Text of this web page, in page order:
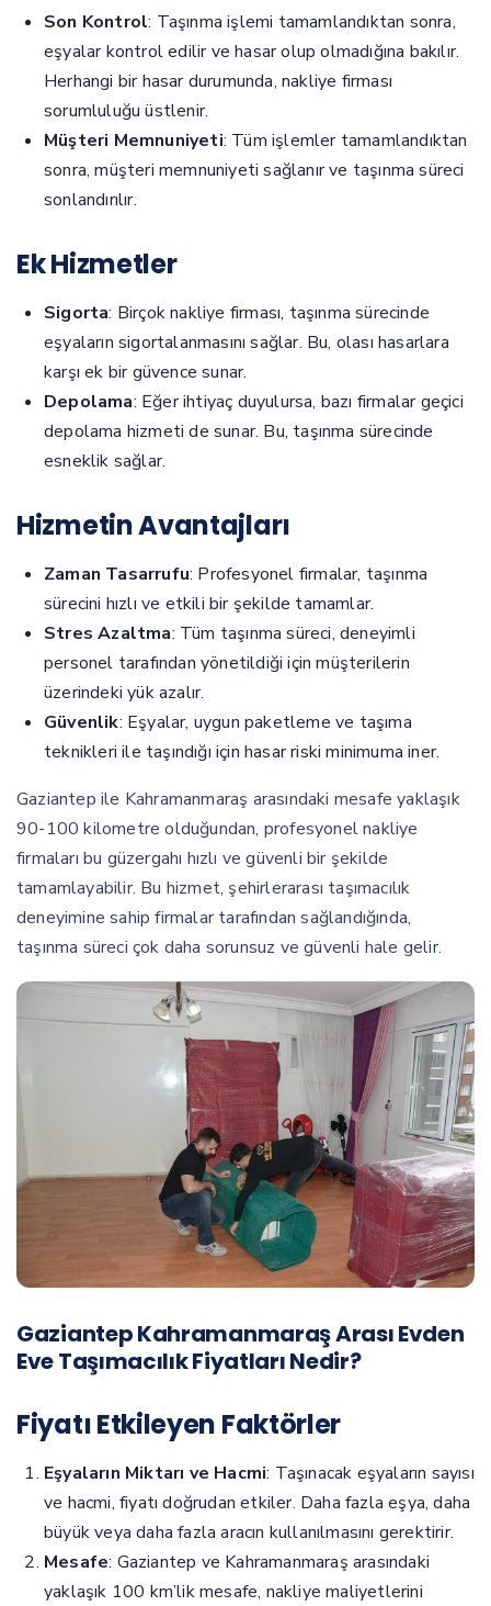
Son Kontrol: Taşınma işlemi tamamlandıktan sonra,
eşyalar kontrol edilir ve hasar olup olmadığına bakılır.
Herhangi bir hasar durumunda, nakliye firması
sorumluluğu üstlenir.
Müşteri Memnuniyeti: Tüm işlemler tamamlandıktan
sonra, müşteri memnuniyeti sağlanır ve taşınma süreci
sonlandırılır.
Ek Hizmetler
Sigorta: Birçok nakliye firması, taşınma sürecinde
eşyaların sigortalanmasını sağlar. Bu, olası hasarlara
karşı ek bir güvence sunar.
Depolama: Eğer ihtiyaç duyulursa, bazı firmalar geçici
depolama hizmeti de sunar. Bu, taşınma sürecinde
esneklik sağlar.
Hizmetin Avantajları
Zaman Tasarrufu: Profesyonel firmalar, taşınma
sürecini hızlı ve etkili bir şekilde tamamlar.
Stres Azaltma: Tüm taşınma süreci, deneyimli
personel tarafından yönetildiği için müşterilerin
üzerindeki yük azalır.
Güvenlik: Eşyalar, uygun paketleme ve taşıma
teknikleri ile taşındığı için hasar riski minimuma iner.
Gaziantep ile Kahramanmaraş arasındaki mesafe yaklaşık
90-100 kilometre olduğundan, profesyonel nakliye
firmaları bu güzergahı hızlı ve güvenli bir şekilde
tamamlayabilir. Bu hizmet, şehirlerarası taşımacılık
deneyimine sahip firmalar tarafından sağlandığında,
taşınma süreci çok daha sorunsuz ve güvenli hale gelir.
Gaziantep Kahramanmaraş Arası Evden
Eve Taşımacılık Fiyatları Nedir?
Fiyatı Etkileyen Faktörler
Eşyaların Miktarı ve Hacmi: Taşınacak eşyaların sayısı
ve hacmi, fiyatı doğrudan etkiler. Daha fazla eşya, daha
büyük veya daha fazla aracın kullanılmasını gerektirir.
Mesafe: Gaziantep ve Kahramanmaraş arasındaki
yaklaşık 100 km’lik mesafe, nakliye maliyetlerini